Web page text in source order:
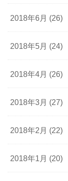
2018年6月 (26)
2018年5月 (24)
2018年4月 (26)
2018年3月 (27)
2018年2月 (22)
2018年1月 (20)